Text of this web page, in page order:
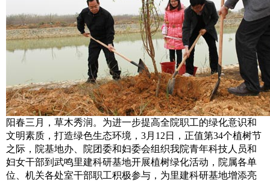
阳春三月，草木秀润。为进一步提高全院职工的绿化意识和
文明素质，打造绿色生态环境， 3月 12 日 ，正值第34个植树节
之际，院基地办、院团委和妇委会组织我院青年科技人员和
妇女干部到武鸣里建科研基地开展植树绿化活动，院属各单
位、机关各处室干部职工积极参与，为里建科研基地增添亮